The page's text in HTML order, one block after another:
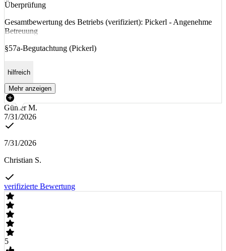
Überprüfung
Gesamtbewertung des Betriebs (verifiziert): Pickerl - Angenehme
Betreuung
§57a-Begutachtung (Pickerl)
hilfreich
Mehr anzeigen
Günter M.
7/31/2026
7/31/2026
Christian S.
verifizierte Bewertung
5